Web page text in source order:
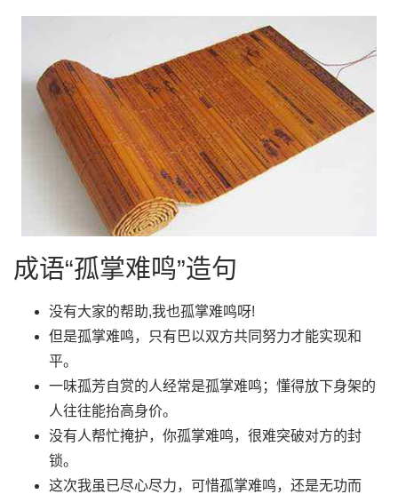
成语“孤掌难鸣”造句
没有大家的帮助,我也孤掌难鸣呀!
但是孤掌难鸣，只有巴以双方共同努力才能实现和
平。
一味孤芳自赏的人经常是孤掌难鸣；懂得放下身架的
人往往能抬高身价。
没有人帮忙掩护，你孤掌难鸣，很难突破对方的封
锁。
这次我虽已尽心尽力，可惜孤掌难鸣，还是无功而